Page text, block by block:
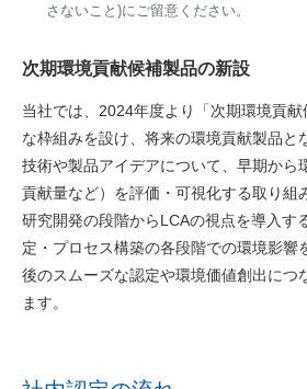
さないこと)にご留意ください。
次期環境貢献候補製品の新設
当社では、2024年度より「次期環境貢
な枠組みを設け、将来の環境貢献製品と
技術や製品アイデアについて、早期から
貢献量など）を評価・可視化する取り組
研究開発の段階からLCAの視点を導入す
定・プロセス構築の各段階での環境影響
後のスムーズな認定や環境価値創出につ
ます。